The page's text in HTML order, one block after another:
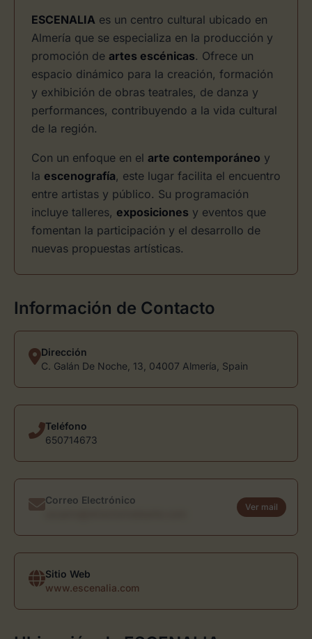
ESCENALIA es un centro cultural ubicado en
Almería que se especializa en la producción y
promoción de artes escénicas. Ofrece un
espacio dinámico para la creación, formación
y exhibición de obras teatrales, de danza y
performances, contribuyendo a la vida cultural
de la región.
Con un enfoque en el arte contemporáneo y
la escenografía, este lugar facilita el encuentro
entre artistas y público. Su programación
incluye talleres, exposiciones y eventos que
fomentan la participación y el desarrollo de
nuevas propuestas artísticas.
Información de Contacto
Dirección
C. Galán De Noche, 13, 04007 Almería, Spain
Teléfono
650714673
Correo Electrónico
Ver mail
Sitio Web
www.escenalia.com